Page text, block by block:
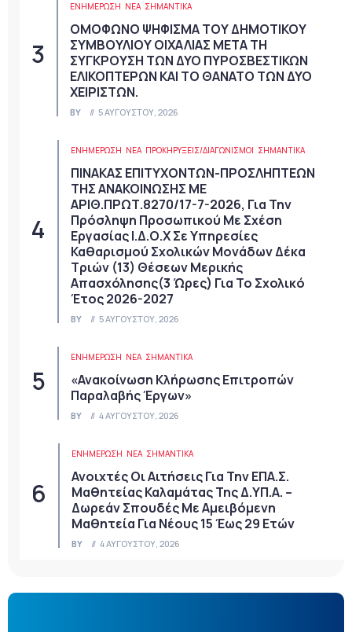
ΕΝΗΜΕΡΩΣΗ ΝΈΑ ΣΗΜΑΝΤΙΚΆ
ΟΜΟΦΩΝΟ ΨΗΦΙΣΜΑ ΤΟΥ ΔΗΜΟΤΙΚΟΥ
ΣΥΜΒΟΥΛΙΟΥ ΟΙΧΑΛΙΑΣ ΜΕΤΑ ΤΗ
ΣΥΓΚΡΟΥΣΗ ΤΩΝ ΔΥΟ ΠΥΡΟΣΒΕΣΤΙΚΩΝ
ΕΛΙΚΟΠΤΕΡΩΝ ΚΑΙ ΤΟ ΘΑΝΑΤΟ ΤΩΝ ΔΥΟ
ΧΕΙΡΙΣΤΩΝ.
BY 5 ΑΥΓΟΎΣΤΟΥ, 2026
ΕΝΗΜΕΡΩΣΗ ΝΈΑ ΠΡΟΚΗΡΎΞΕΙΣ/ΔΙΑΓΩΝΙΣΜΟΊ ΣΗΜΑΝΤΙΚΆ
ΠΙΝΑΚΑΣ ΕΠΙΤΥΧΟΝΤΩΝ-ΠΡΟΣΛΗΠΤΕΩΝ
ΤΗΣ ΑΝΑΚΟΙΝΩΣΗΣ ΜΕ
ΑΡΙΘ.ΠΡΩΤ.8270/17-7-2026, Για Την
Πρόσληψη Προσωπικού Με Σχέση
Εργασίας Ι.Δ.Ο.Χ Σε Υπηρεσίες
Καθαρισμού Σχολικών Μονάδων Δέκα
Τριών (13) Θέσεων Μερικής
Απασχόλησης(3 Ώρες) Για Το Σχολικό
Έτος 2026-2027
BY 5 ΑΥΓΟΎΣΤΟΥ, 2026
ΕΝΗΜΕΡΩΣΗ ΝΈΑ ΣΗΜΑΝΤΙΚΆ
«Ανακοίνωση Κλήρωσης Επιτροπών
Παραλαβής Έργων»
BY 4 ΑΥΓΟΎΣΤΟΥ, 2026
ΕΝΗΜΕΡΩΣΗ ΝΈΑ ΣΗΜΑΝΤΙΚΆ
Ανοιχτές Οι Αιτήσεις Για Την ΕΠΑ.Σ.
Μαθητείας Καλαμάτας Της Δ.ΥΠ.Α. –
Δωρεάν Σπουδές Με Αμειβόμενη
Μαθητεία Για Νέους 15 Έως 29 Ετών
BY 4 ΑΥΓΟΎΣΤΟΥ, 2026